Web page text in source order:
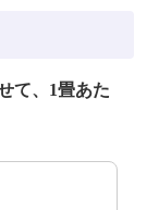
て、1畳あた